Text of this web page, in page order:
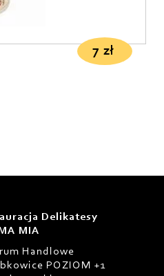
7 zł
Delikatesy
MIA
Handlowe
POZIOM +1